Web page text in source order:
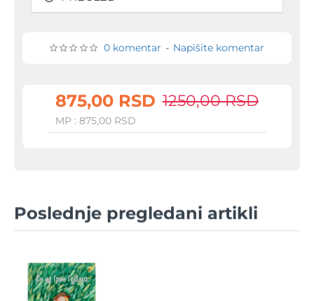
0 komentar - Napišite komentar
875,00 RSD 1250,00 RSD
MP : 875,00 RSD
Poslednje pregledani artikli